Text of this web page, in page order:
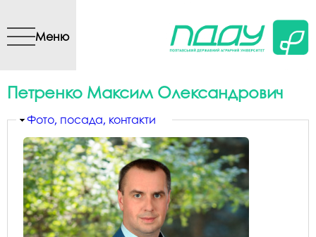
вмісту
Меню
Петренко Максим Олександрович
ПриховатиФото, посада, контакти